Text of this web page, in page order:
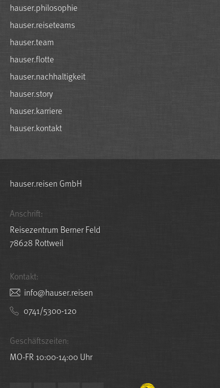
hauser.philosophie
hauser.reiseteams
hauser.team
hauser.flotte
hauser.nachhaltigkeit
hauser.story
hauser.karriere
hauser.kontakt
hauser.reisen GmbH
Anschrift:
Reisezentrum Berner Feld
78628 Rottweil
Kontakt:
nesier.resuah@ofni
0741/5300-120
Geschäftszeiten:
MO-FR 10:00-14:00 Uhr